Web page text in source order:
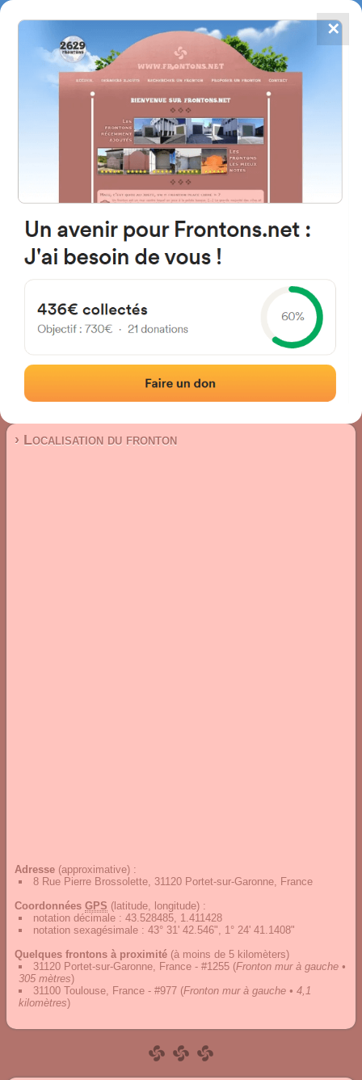
FRONTONS.NET
RECHERCHER UN FRONTON
PROPOSER UN FRONTON
4867
frontons
31120 Portet-sur-Garonne,
8 Rue Pierre Brossolette
Fronton place libre
Localisation|Photos|Commentaires et avis
› Localisation du fronton
Adresse (approximative) :
8 Rue Pierre Brossolette, 31120 Portet-sur-Garonne, France
Coordonnées GPS (latitude, longitude) :
notation décimale : 43.528485, 1.411428
notation sexagésimale : 43° 31' 42.546", 1° 24' 41.1408"
Quelques frontons à proximité (à moins de 5 kilomèters)
31120 Portet-sur-Garonne, France - #1255 (Fronton mur à gauche •
305 mètres)
31100 Toulouse, France - #977 (Fronton mur à gauche • 4,1
kilomètres)
✕